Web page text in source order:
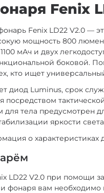
Fenix
Fenix LD22 V2.0 —
мощность 800
мАч и двух
боковой.
кто ищет
диод Luminus, срок
посредством
тела предусмотрен
яркости
о характеристиках
LD22 V2.0 при помощи
фонаря вам необходимо